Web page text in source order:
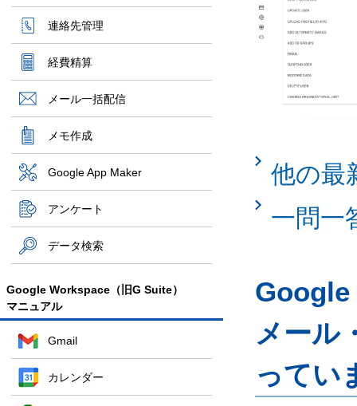
連絡先管理
経費精算
メール一括配信
メモ作成
Google App Maker
アンケート
データ検索
Google Workspace（旧G Suite）
マニュアル
Gmail
カレンダー
他の最
一問一
Google
メール
ってい